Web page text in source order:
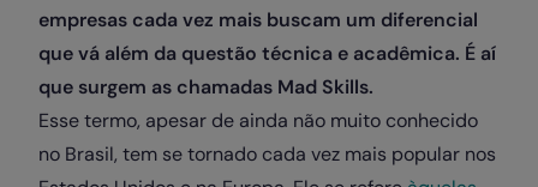
empresas cada vez mais buscam um diferencial
que vá além da questão técnica e acadêmica. É aí
que surgem as chamadas Mad Skills.
Esse termo, apesar de ainda não muito conhecido
no Brasil, tem se tornado cada vez mais popular nos